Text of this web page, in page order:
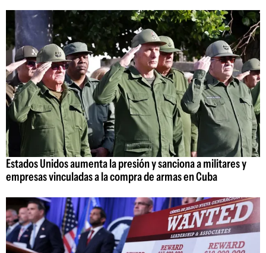
Estados Unidos aumenta la presión y sanciona a militares y
empresas vinculadas a la compra de armas en Cuba